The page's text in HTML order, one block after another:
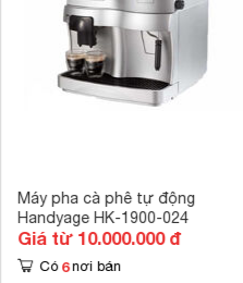
Máy pha cà phê tự động
Handyage HK-1900-024
Giá từ 10.000.000 đ
Có 6 nơi bán